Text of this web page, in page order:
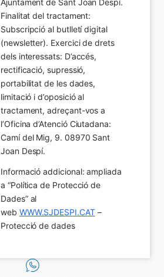
Finalitat del tractament:
Subscripció al butlletí digital
(newsletter). Exercici de drets
dels interessats: D’accés,
rectificació, supressió,
portabilitat de les dades,
limitació i d’oposició al
tractament, adreçant-vos a
l’Oficina d’Atenció Ciutadana:
Camí del Mig, 9. 08970 Sant
Joan Despí.
Informació addicional: ampliada
a “Política de Protecció de
Dades” al
web WWW.SJDESPI.CAT –
Protecció de dades